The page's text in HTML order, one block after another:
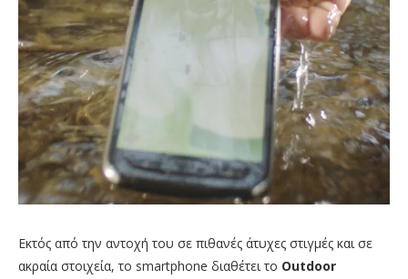
Εκτός από την αντοχή του σε πιθανές άτυχες στιγμές και σε
ακραία στοιχεία, το smartphone διαθέτει το Outdoor